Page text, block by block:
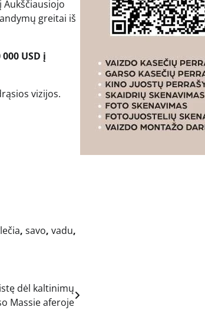
greitai iš
USD į
vizijos.
, savo, vadu,
dėl kaltinimų
Massie aferoje